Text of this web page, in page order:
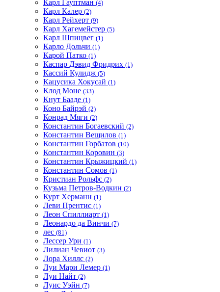
Карл Гауптман (4)
Карл Калер (2)
Карл Рейхерт (9)
Карл Хагемейстер (5)
Карл Шпицвег (1)
Карло Дольчи (1)
Карой Патко (1)
Каспар Дэвид Фридрих (1)
Кассий Кулидж (5)
Кацусика Хокусай (1)
Клод Моне (33)
Кнут Бааде (1)
Коно Байрэй (2)
Конрад Мяги (2)
Константин Богаевский (2)
Константин Вещилов (1)
Константин Горбатов (10)
Константин Коровин (3)
Константин Крыжицкий (1)
Константин Сомов (1)
Кристиан Рольфс (2)
Кузьма Петров-Водкин (2)
Курт Херманн (1)
Леви Прентис (1)
Леон Спиллиарт (1)
Леонардо да Винчи (7)
лес (81)
Лессер Ури (1)
Лилиан Чевиот (3)
Лора Хиллс (2)
Луи Мари Лемер (1)
Луи Найт (2)
Луис Уэйн (7)